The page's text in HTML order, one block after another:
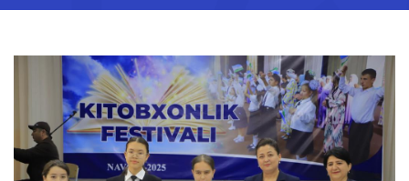
Bogʻlanish
Xalqaro aloqalar
Ochiq majlislar o'tkazish
rejalari